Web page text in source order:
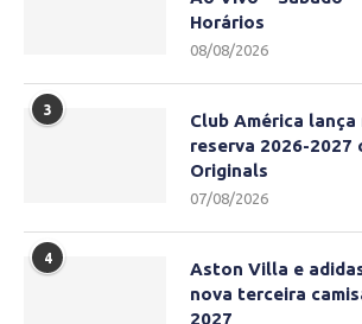
Horários
08/08/2026
3
Club América lança
reserva 2026-2027
Originals
07/08/2026
4
Aston Villa e
nova terceira
2027